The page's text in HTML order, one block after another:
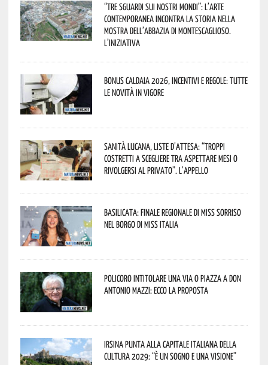
“Tre Sguardi sui Nostri Mondi”: l’arte
contemporanea incontra la storia nella
mostra dell’Abbazia di Montescaglioso.
L’iniziativa
Bonus caldaia 2026, incentivi e regole: tutte
le novità in vigore
Sanità lucana, liste d’attesa: “Troppi
costretti a scegliere tra aspettare mesi o
rivolgersi al privato”. L’appello
Basilicata: finale regionale di Miss Sorriso
nel borgo di Miss Italia
Policoro intitolare una via o piazza a don
Antonio Mazzi: ecco la proposta
Irsina punta alla Capitale italiana della
Cultura 2029: “È un sogno e una visione”